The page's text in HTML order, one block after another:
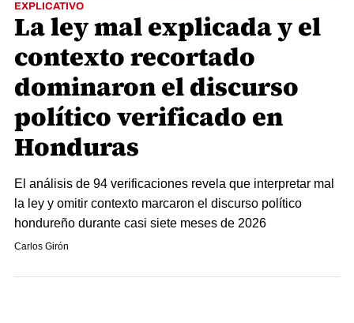
EXPLICATIVO
La ley mal explicada y el
contexto recortado
dominaron el discurso
político verificado en
Honduras
El análisis de 94 verificaciones revela que interpretar mal
la ley y omitir contexto marcaron el discurso político
hondureño durante casi siete meses de 2026
Carlos Girón